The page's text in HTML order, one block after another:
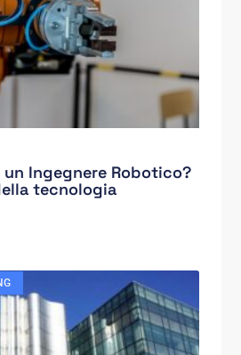
un Ingegnere Robotico?
tecnologia